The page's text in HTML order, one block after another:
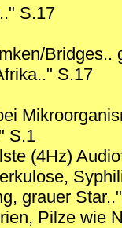
S.17
Bridges..
S.17
S.1
(4Hz)
grauer
Pilze wie